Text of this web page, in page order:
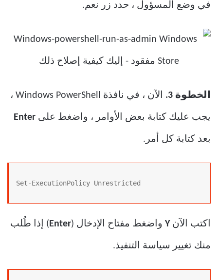
في وضع المسؤول ، حدد زر نعم.
الخطوة 3. الآن ، في نافذة Windows PowerShell ،
يجب عليك كتابة بعض الأوامر ، واضغط على Enter
بعد كتابة كل أمر.
Set-ExecutionPolicy Unrestricted
اكتب الآن Y واضغط مفتاح الإدخال (Enter) إذا طُلب
منك تغيير سياسة التنفيذ.